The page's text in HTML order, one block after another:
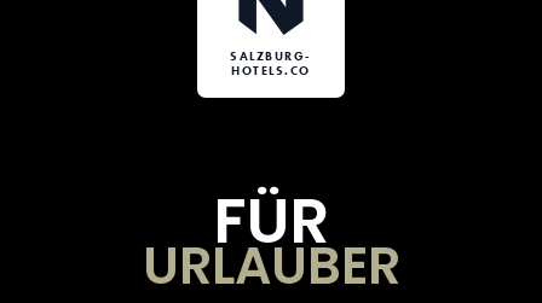
SALZBURG-
HOTELS.CO
FÜR
URLAUBER